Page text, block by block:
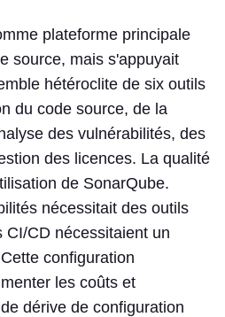
plateforme principale
source, mais s'appuyait
hétéroclite de six outils
du code source, de la
des vulnérabilités, des
des licences. La qualité
de SonarQube.
nécessitait des outils
CD nécessitaient un
configuration
les coûts et
dérive de configuration